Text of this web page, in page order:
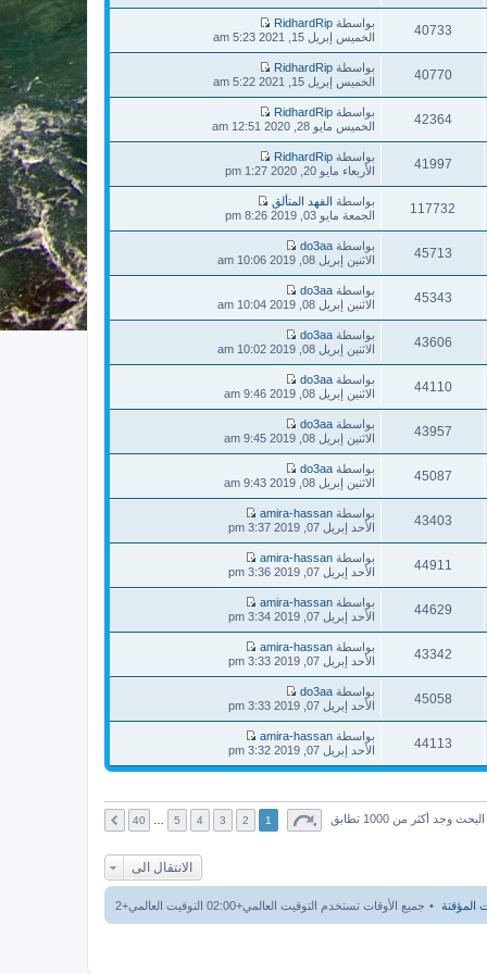
ك
ش
ر
ك
م
ش
ر
ك
د
م
ش
ر
ك
40733 بواسطة RidhardRip
ش
د
م
ش
ر
ك
الخميس إبريل 15, 2021 5:23 am
40770 بواسطة RidhardRip
ش
د
آ
م
ش
ر
ك
الخميس إبريل 15, 2021 5:22 am
42364 بواسطة RidhardRip
ش
د
آ
م
ش
ر
ك
الخميس مايو 28, 2020 12:51 am
41997 بواسطة RidhardRip
ش
د
آ
م
ش
ر
ك
الأربعاء مايو 20, 2020 1:27 pm
117732 بواسطة الفهد المتألق
ش
د
آ
م
ش
ر
ك
الجمعة مايو 03, 2019 8:26 pm
45713 بواسطة do3aa
ش
د
آ
م
ش
ر
ك
الاثنين إبريل 08, 2019 10:06 am
45343 بواسطة do3aa
ش
د
آ
م
ش
ر
ك
الاثنين إبريل 08, 2019 10:04 am
43606 بواسطة do3aa
ش
د
آ
م
ش
ر
ك
ة
الاثنين إبريل 08, 2019 10:02 am
44110 بواسطة do3aa
ش
د
آ
م
ش
ا
ر
ك
ة
الاثنين إبريل 08, 2019 9:46 am
43957 بواسطة do3aa
ش
د
آ
ر
م
ش
ا
ر
ك
ة
الاثنين إبريل 08, 2019 9:45 am
45087 بواسطة do3aa
ش
د
آ
ر
م
ش
ا
ر
ك
ة
الاثنين إبريل 08, 2019 9:43 am
43403 بواسطة amira-hassan
ش
آ
م
ش
ر
ك
الأحد إبريل 07, 2019 3:37 pm
44911 بواسطة amira-hassan
ش
آ
م
ش
ر
ك
الأحد إبريل 07, 2019 3:36 pm
44629 بواسطة amira-hassan
ش
آ
م
ش
ر
ك
الأحد إبريل 07, 2019 3:34 pm
43342 بواسطة amira-hassan
ش
آ
م
ش
ر
ك
ة
الأحد إبريل 07, 2019 3:33 pm
45058 بواسطة do3aa
ش
د
آ
خ
م
الأحد إبريل 07, 2019 3:33 pm
44113 بواسطة amira-hassan
ش
ه
آ
خ
ر
ر
ك
الأحد إبريل 07, 2019 3:32 pm
البحث وجد أكثر من 1000 تطابق 1
2
3
4
5
40
الانتقال الى
جميع الأوقات تستخدم التوقيت العالمي+02:00 التوقيت العالمي+2 المؤقتة